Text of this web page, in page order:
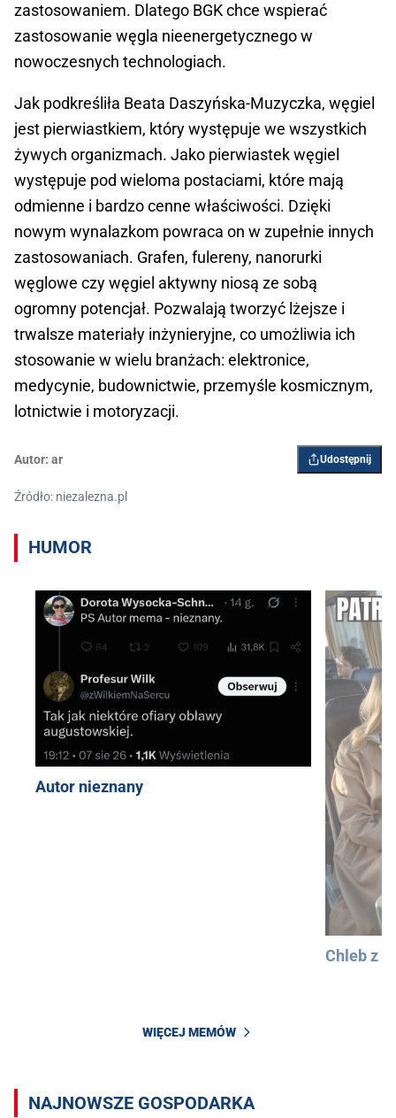
zastosowaniem. Dlatego BGK chce wspierać
zastosowanie węgla nieenergetycznego w
nowoczesnych technologiach.
Jak podkreśliła Beata Daszyńska-Muzyczka, węgiel
jest pierwiastkiem, który występuje we wszystkich
żywych organizmach. Jako pierwiastek węgiel
występuje pod wieloma postaciami, które mają
odmienne i bardzo cenne właściwości. Dzięki
nowym wynalazkom powraca on w zupełnie innych
zastosowaniach. Grafen, fulereny, nanorurki
węglowe czy węgiel aktywny niosą ze sobą
ogromny potencjał. Pozwalają tworzyć lżejsze i
trwalsze materiały inżynieryjne, co umożliwia ich
stosowanie w wielu branżach: elektronice,
medycynie, budownictwie, przemyśle kosmicznym,
lotnictwie i motoryzacji.
Autor: ar Udostępnij
Źródło: niezalezna.pl
HUMOR
Autor nieznany
Chleb z
WIĘCEJ MEMÓW
NAJNOWSZE GOSPODARKA